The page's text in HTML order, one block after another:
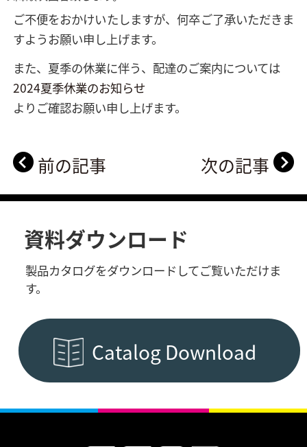
ご不便をおかけいたしますが、何卒ご了承いただきま
すようお願い申し上げます。
また、夏季の休業に伴う、配達のご案内については
2024夏季休業のお知らせ
よりご確認お願い申し上げます。
前の記事 次の記事
資料ダウンロード
製品カタログをダウンロードしてご覧いただけま
す。
Catalog Download